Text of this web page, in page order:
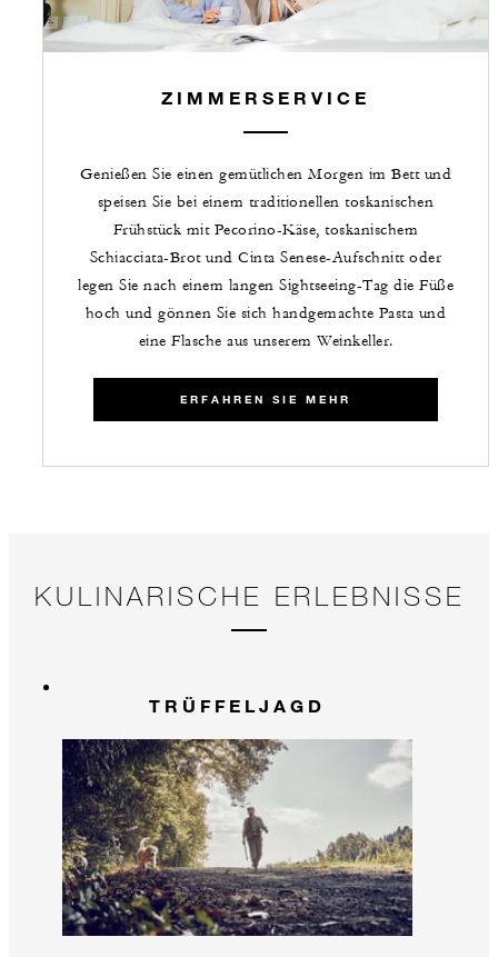
ZIMMERSERVICE
Genießen Sie einen gemütlichen Morgen im Bett und
speisen Sie bei einem traditionellen toskanischen
Frühstück mit Pecorino-Käse, toskanischem
Schiacciata-Brot und Cinta Senese-Aufschnitt oder
legen Sie nach einem langen Sightseeing-Tag die Füße
hoch und gönnen Sie sich handgemachte Pasta und
eine Flasche aus unserem Weinkeller.
ERFAHREN SIE MEHR
KULINARISCHE ERLEBNISSE
TRÜFFELJAGD